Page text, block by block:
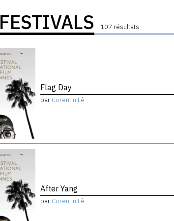
FESTIVALS 107 résultats
Flag Day
par Corentin Lê
After Yang
par Corentin Lê